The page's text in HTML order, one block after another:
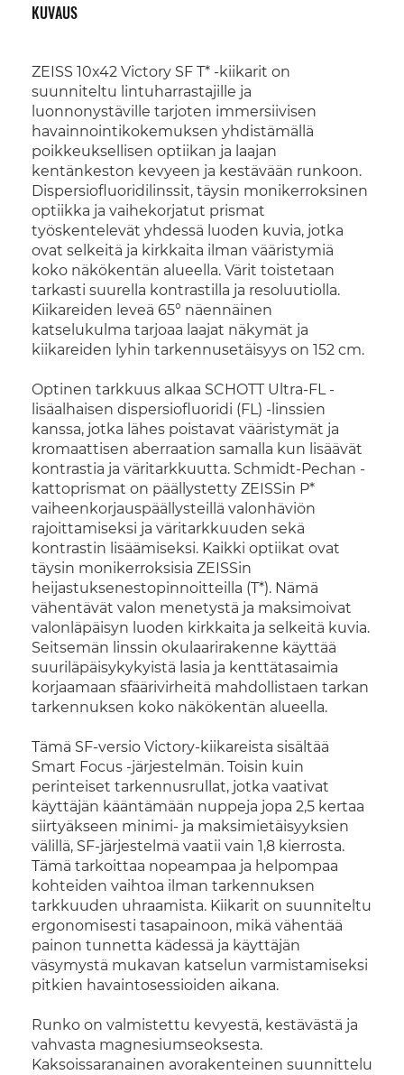
KUVAUS
ZEISS 10x42 Victory SF T* -kiikarit on
suunniteltu lintuharrastajille ja
luonnonystäville tarjoten immersiivisen
havainnointikokemuksen yhdistämällä
poikkeuksellisen optiikan ja laajan
kentänkeston kevyeen ja kestävään runkoon.
Dispersiofluoridilinssit, täysin monikerroksinen
optiikka ja vaihekorjatut prismat
työskentelevät yhdessä luoden kuvia, jotka
ovat selkeitä ja kirkkaita ilman vääristymiä
koko näkökentän alueella. Värit toistetaan
tarkasti suurella kontrastilla ja resoluutiolla.
Kiikareiden leveä 65° näennäinen
katselukulma tarjoaa laajat näkymät ja
kiikareiden lyhin tarkennusetäisyys on 152 cm.
Optinen tarkkuus alkaa SCHOTT Ultra-FL -
lisäalhaisen dispersiofluoridi (FL) -linssien
kanssa, jotka lähes poistavat vääristymät ja
kromaattisen aberraation samalla kun lisäävät
kontrastia ja väritarkkuutta. Schmidt-Pechan -
kattoprismat on päällystetty ZEISSin P*
vaiheenkorjauspäällysteillä valonhäviön
rajoittamiseksi ja väritarkkuuden sekä
kontrastin lisäämiseksi. Kaikki optiikat ovat
täysin monikerroksisia ZEISSin
heijastuksenestopinnoitteilla (T*). Nämä
vähentävät valon menetystä ja maksimoivat
valonläpäisyn luoden kirkkaita ja selkeitä kuvia.
Seitsemän linssin okulaarirakenne käyttää
suuriläpäisykykyistä lasia ja kenttätasaimia
korjaamaan sfäärivirheitä mahdollistaen tarkan
tarkennuksen koko näkökentän alueella.
Tämä SF-versio Victory-kiikareista sisältää
Smart Focus -järjestelmän. Toisin kuin
perinteiset tarkennusrullat, jotka vaativat
käyttäjän kääntämään nuppeja jopa 2,5 kertaa
siirtyäkseen minimi- ja maksimietäisyyksien
välillä, SF-järjestelmä vaatii vain 1,8 kierrosta.
Tämä tarkoittaa nopeampaa ja helpompaa
kohteiden vaihtoa ilman tarkennuksen
tarkkuuden uhraamista. Kiikarit on suunniteltu
ergonomisesti tasapainoon, mikä vähentää
painon tunnetta kädessä ja käyttäjän
väsymystä mukavan katselun varmistamiseksi
pitkien havaintosessioiden aikana.
Runko on valmistettu kevyestä, kestävästä ja
vahvasta magnesiumseoksesta.
Kaksoissaranainen avorakenteinen suunnittelu